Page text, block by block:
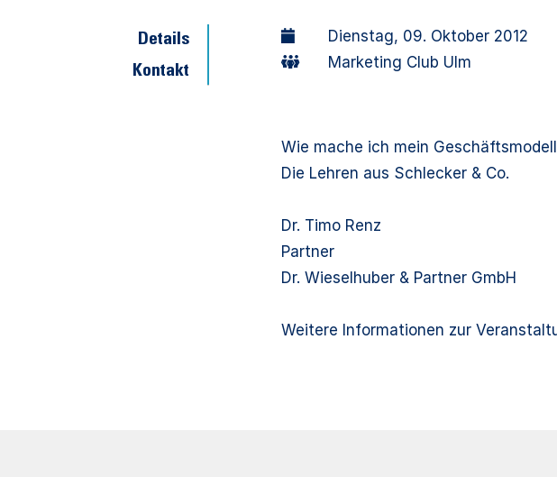
Dienstag, 09. Oktober 2012
Marketing Club Ulm
Wie mache ich mein
Die Lehren aus Schlecker & Co.
Dr. Timo Renz
Partner
Dr. Wieselhuber & Partner GmbH
Weitere Informationen zur
Details
Kontakt